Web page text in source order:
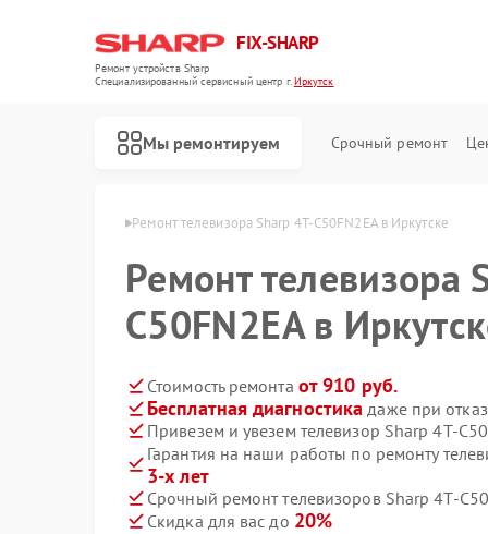
FIX-SHARP
Ремонт устройств Sharp
Специализированный cервисный центр г.Иркутск
Мы ремонтируем Срочный ремонт
Sharp в Иркутске Ремонт телевизора Sharp 4T-C50FN2EA в Иркутске
Ремонт телевизора
C50FN2EA в
Стоимость ремонта от 910 руб.
Бесплатная диагностика даже при
Привезем и увезем телевизор Sharp 4T-
Гарантия на наши работы по ремонту
3-х лет
Срочный ремонт телевизоров Sharp 4T-
Скидка для вас до 20%